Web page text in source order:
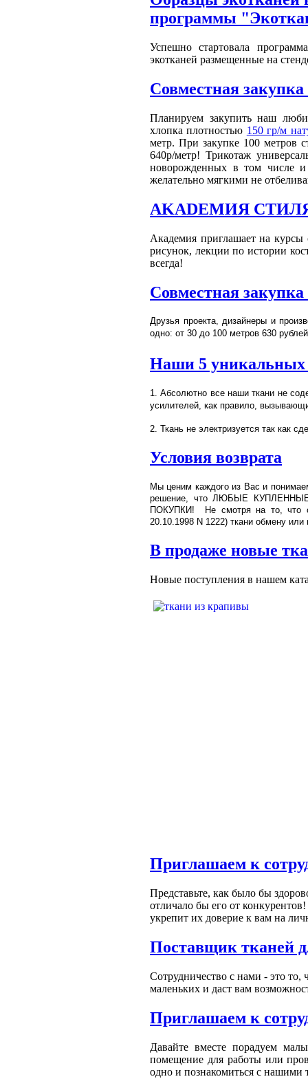
программы
Успешно стартовала
экотканей размещенные на
Совместная
Планируем закупить наш
хлопка плотностью 150 гр/м
метр. При закупке 100 метров
640р/метр! Трикотаж
новорожденных в том числе и
желательно мягкими не
AKADEМИЯ
Академия приглашает на
рисунок, лекции по истории
всегда!
Совместная
Друзья проекта, дизайнеры и
одно: от 30 до 100 метров 630
Наши 5 уникальных
1. Абсолютно все наши ткани не
усилителей, как правило,
2. Ткань не электризуется так как
Условия возврата
Мы ценим каждого из Вас и
решение, чтоЛЮБЫЕ
ПОКУПКИ! Не смотря на то, что
20.10.1998 N 1222) ткани обмену
В продаже новые
Новые поступления в нашем
Приглашаем к
Представьте, как было бы
отличало бы его от
укрепит их доверие к вам на
Поставщик тканей
Сотрудничество с нами - это
маленьких и даст вам
Приглашаем к
Давайте вместе порадуем
помещение для работы или
одно и познакомиться с